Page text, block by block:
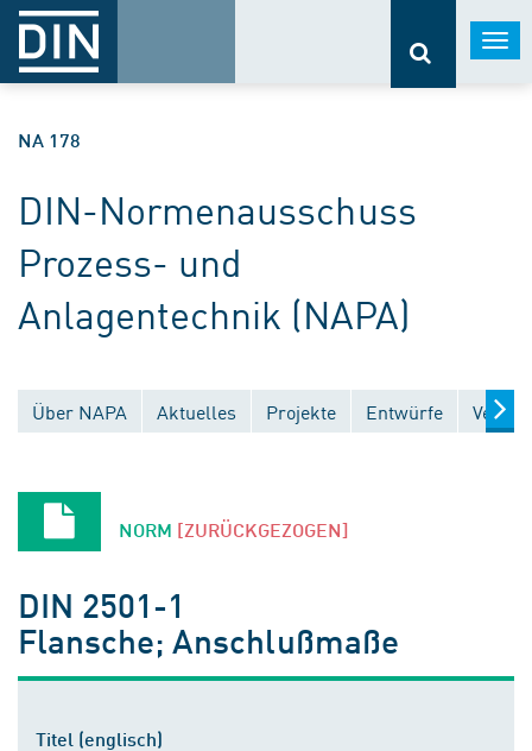
NA 178
DIN-Normenausschuss
Prozess- und
Anlagentechnik (NAPA)
Über NAPA Aktuelles Projekte Entwürfe
NORM [ZURÜCKGEZOGEN]
DIN 2501-1
Flansche; Anschlußmaße
Titel (englisch)